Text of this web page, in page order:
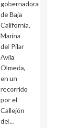
gobernadora
de Baja
California,
Marina
del Pilar
Avila
Olmeda,
en un
recorrido
por el
Callejón
del...